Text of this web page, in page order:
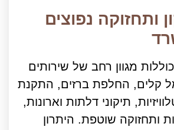
ותחזוקה נפוצים
מגוון רחב של שירותים
קלים, החלפת ברזים, התקנת
תיקוני דלתות וארונות,
ותחזוקה שוטפת. היתרון